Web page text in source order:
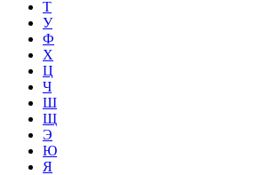
Т
У
Ф
Х
Ц
Ч
Ш
Щ
Э
Ю
Я